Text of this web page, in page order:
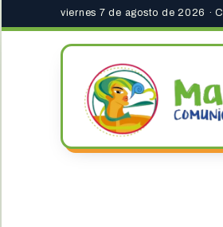
viernes 7 de agosto de 2026 ·